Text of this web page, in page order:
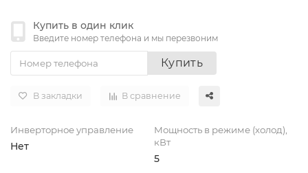
Купить в один клик
Введите номер телефона и мы перезвоним
Купить
В закладки В сравнение
Инверторное управление
Нет
Мощность в режиме (холод),
кВт
5